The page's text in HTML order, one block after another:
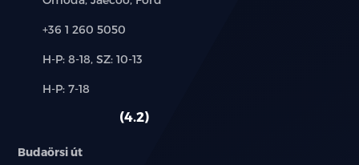
Telefon:
+36 1 260 5050
Új-
használt
H-P: 8-18, SZ: 10-13
Alkatrész,
H-P: 7-18
4.2
Budaörsi út